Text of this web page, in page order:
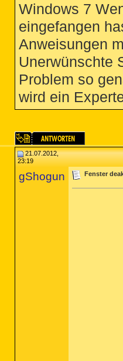
Windows 7
eingefangen
Anweisungen
Unerwünschte
Problem so
wird ein
21.07.2012,
23:19
gShogun Fenster